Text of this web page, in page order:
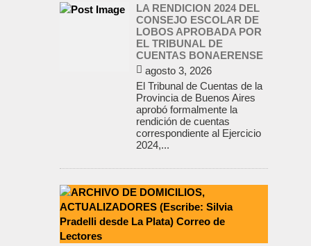
LA RENDICION 2024 DEL
CONSEJO ESCOLAR DE
LOBOS APROBADA POR
EL TRIBUNAL DE
CUENTAS BONAERENSE
agosto 3, 2026
El Tribunal de Cuentas de la
Provincia de Buenos Aires
aprobó formalmente la
rendición de cuentas
correspondiente al Ejercicio
2024,...